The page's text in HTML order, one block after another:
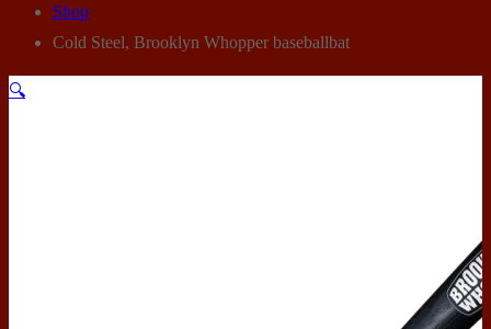
Shop
Cold Steel, Brooklyn Whopper baseballbat
🔍